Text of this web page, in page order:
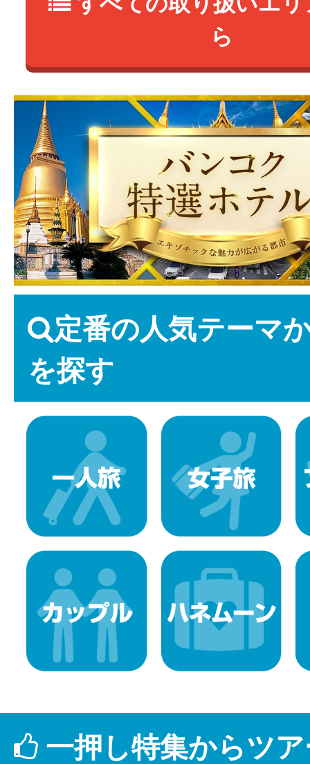
ら
定番の人気テーマ
を探す
一押し特集からツ